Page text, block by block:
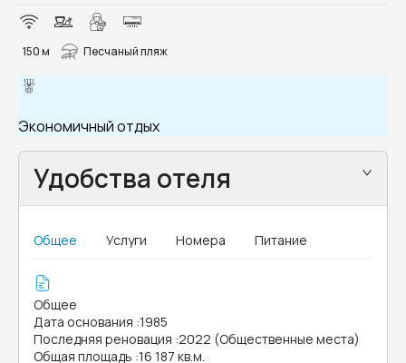
150 м Песчаный пляж
Экономичный отдых
Удобства отеля
Общее Услуги Номера Питание
Общее
Дата основания :1985
Последняя реновация :2022 (Общественные места)
Общая площадь :16 187 кв.м.